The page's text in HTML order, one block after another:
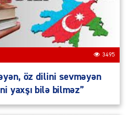
3495
öz dilini sevməyən
yaxşı bilə bilməz”